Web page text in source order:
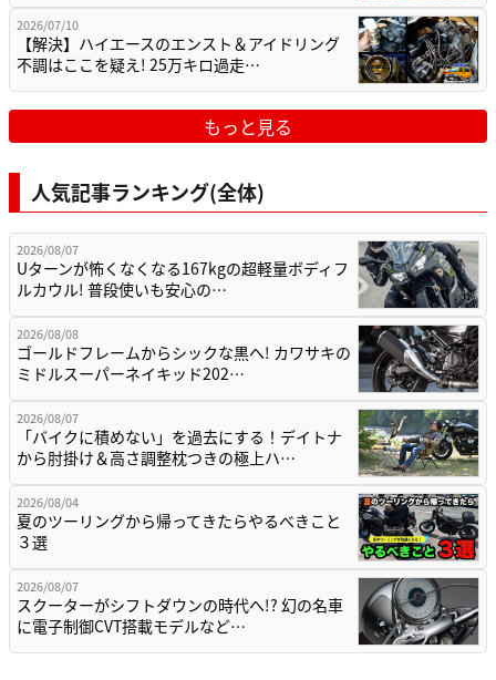
2026/07/10
【解決】ハイエースのエンスト＆アイドリング
不調はここを疑え! 25万キロ過走…
もっと見る
人気記事ランキング(全体)
2026/08/07
Uターンが怖くなくなる167kgの超軽量ボディフ
ルカウル! 普段使いも安心の…
2026/08/08
ゴールドフレームからシックな黒へ! カワサキの
ミドルスーパーネイキッド202…
2026/08/07
「バイクに積めない」を過去にする！デイトナ
から肘掛け＆高さ調整枕つきの極上ハ…
2026/08/04
夏のツーリングから帰ってきたらやるべきこと
３選
2026/08/07
スクーターがシフトダウンの時代へ!? 幻の名車
に電子制御CVT搭載モデルなど…